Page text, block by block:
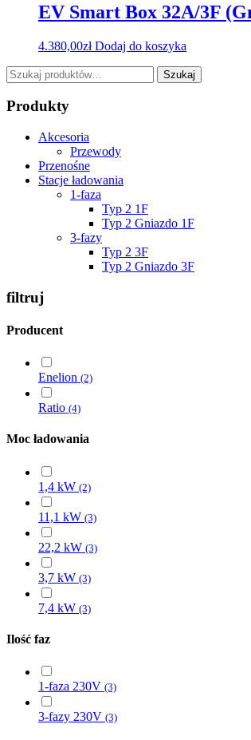
EV Smart Box 32A/3F
4.380,00zł Dodaj do koszyka
Szukaj:
Szukaj
Produkty
Akcesoria
Przewody
Przenośne
Stacje ładowania
1-faza
Typ 2 1F
Typ 2 Gniazdo 1F
3-fazy
Typ 2 3F
Typ 2 Gniazdo 3F
filtruj
Producent
Enelion (2)
Ratio (4)
Moc ładowania
1,4 kW (2)
11,1 kW (3)
22,2 kW (3)
3,7 kW (3)
7,4 kW (3)
Ilość faz
1-faza 230V (3)
3-fazy 230V (3)